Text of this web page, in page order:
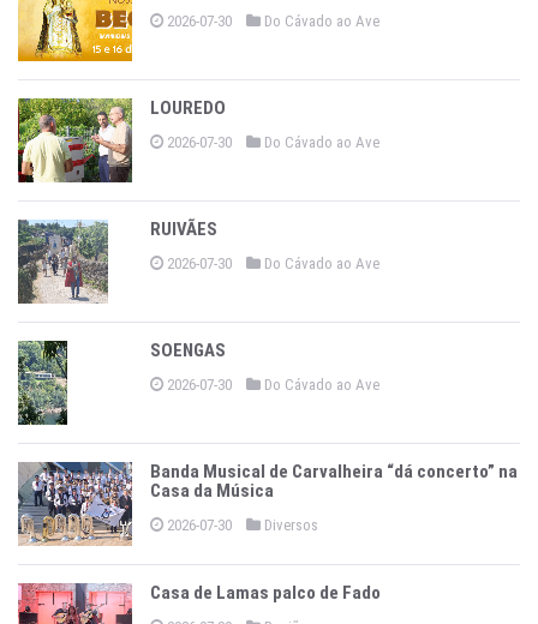
2026-07-30 Do Cávado ao Ave
LOUREDO
2026-07-30 Do Cávado ao Ave
RUIVÃES
2026-07-30 Do Cávado ao Ave
SOENGAS
2026-07-30 Do Cávado ao Ave
Banda Musical de Carvalheira “dá concerto” na
Casa da Música
2026-07-30 Diversos
Casa de Lamas palco de Fado